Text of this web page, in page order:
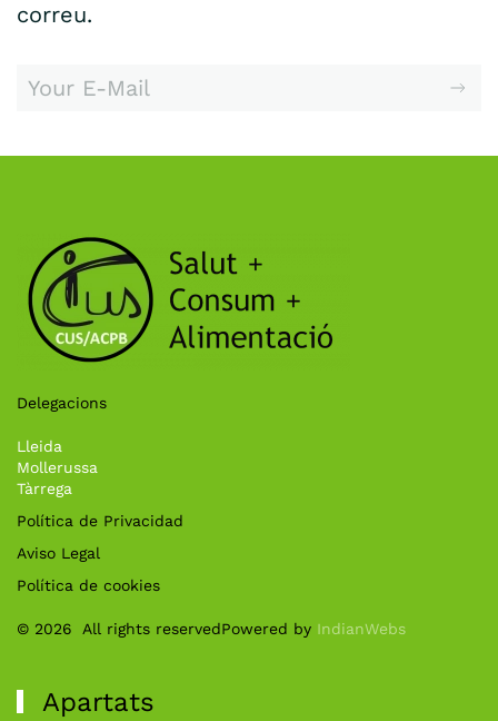
correu.
Delegacions
Lleida
Mollerussa
Tàrrega
Política de Privacidad
Aviso Legal
Política de cookies
© 2026 All rights reservedPowered by IndianWebs
Apartats